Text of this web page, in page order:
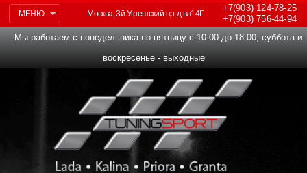
МЕНЮ
+7(903)124-78-25
+7(903)756-44-94
Москва, 3й Угрешский пр-д вл14Г
Мы работаем с понедельника по пятницу с 10:00 до 18:00, суббота и
воскресенье - выходные